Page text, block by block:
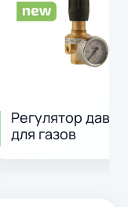
Регулятор
для газов